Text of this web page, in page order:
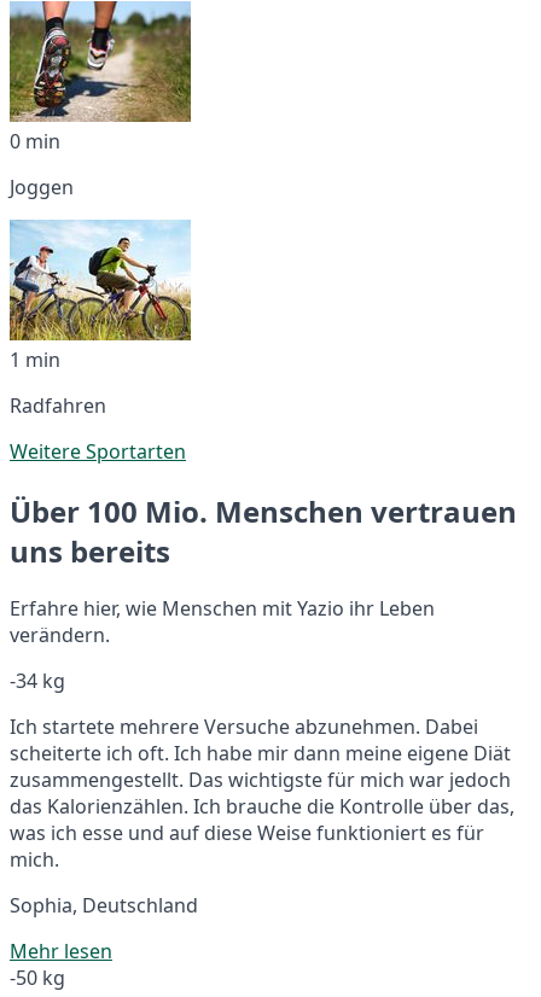
0 min
Joggen
1 min
Radfahren
Weitere Sportarten
Über 100 Mio. Menschen vertrauen
uns bereits
Erfahre hier, wie Menschen mit Yazio ihr Leben
verändern.
-34 kg
Ich startete mehrere Versuche abzunehmen. Dabei
scheiterte ich oft. Ich habe mir dann meine eigene Diät
zusammengestellt. Das wichtigste für mich war jedoch
das Kalorienzählen. Ich brauche die Kontrolle über das,
was ich esse und auf diese Weise funktioniert es für
mich.
Sophia, Deutschland
Mehr lesen
-50 kg